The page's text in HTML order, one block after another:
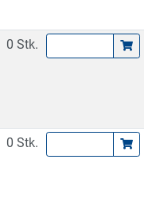
0 Stk.
0 Stk.